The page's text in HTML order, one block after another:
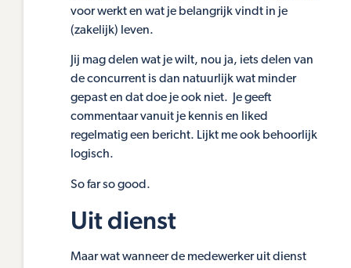
voor werkt en wat je belangrijk vindt in je
(zakelijk) leven.
Jij mag delen wat je wilt, nou ja, iets delen van
de concurrent is dan natuurlijk wat minder
gepast en dat doe je ook niet. Je geeft
commentaar vanuit je kennis en liked
regelmatig een bericht. Lijkt me ook behoorlijk
logisch.
So far so good.
Uit dienst
Maar wat wanneer de medewerker uit dienst